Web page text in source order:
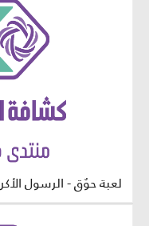
لعبة حوٌق - الرسول